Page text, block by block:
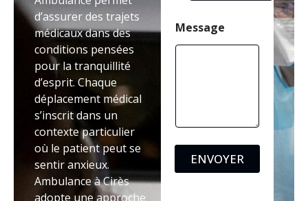
d’assurer des trajets
médicaux dans des
conditions pensées
pour la tranquillité
d’esprit. Chaque
déplacement médical
s’inscrit dans un
contexte particulier
où le patient peut se
sentir anxieux.
Ambulance à Cirès
adopte une approche
Message
ENVOYER